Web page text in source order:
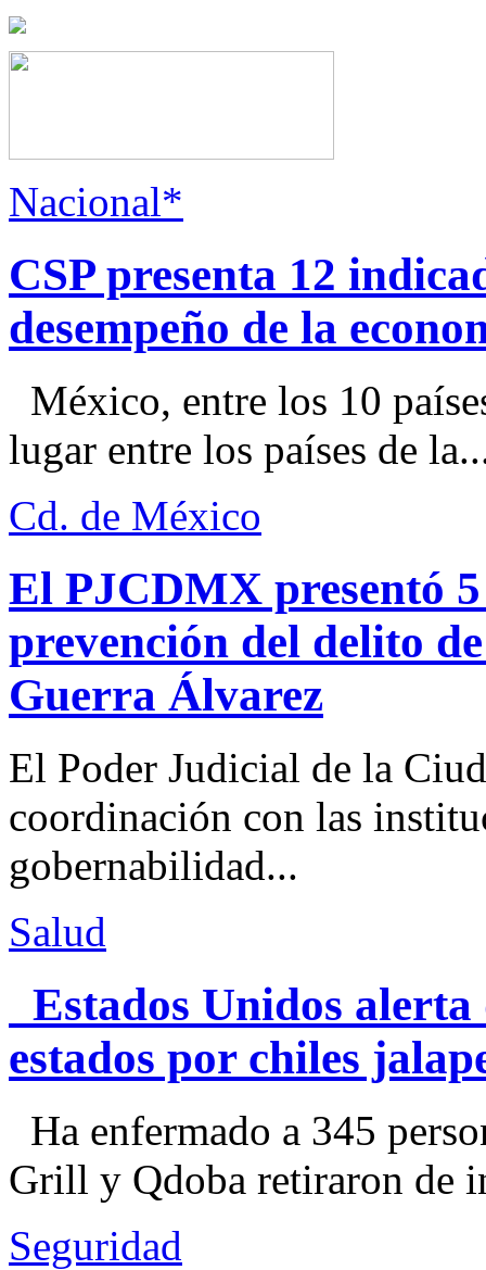
Nacional*
CSP presenta 12
desempeño de la
México, entre los 10
lugar entre los países de
Cd. de México
El PJCDMX presentó
prevención del delito
Guerra Álvarez
El Poder Judicial de la
coordinación con las
gobernabilidad...
Salud
Estados Unidos alerta
estados por chiles
Ha enfermado a 345
Grill y Qdoba retiraron de
Seguridad